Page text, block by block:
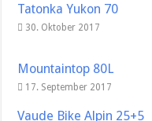
Tatonka Yukon 70
30. Oktober 2017
Mountaintop 80L
17. September 2017
Vaude Bike Alpin 25+5